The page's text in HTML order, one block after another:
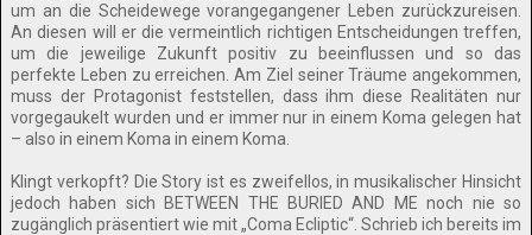
um an die Scheidewege vorangegangener Leben zurückzureisen.
An diesen will er die vermeintlich richtigen Entscheidungen treffen,
um die jeweilige Zukunft positiv zu beeinflussen und so das
perfekte Leben zu erreichen. Am Ziel seiner Träume angekommen,
muss der Protagonist feststellen, dass ihm diese Realitäten nur
vorgegaukelt wurden und er immer nur in einem Koma gelegen hat
– also in einem Koma in einem Koma.
Klingt verkopft? Die Story ist es zweifellos, in musikalischer Hinsicht
jedoch haben sich BETWEEN THE BURIED AND ME noch nie so
zugänglich präsentiert wie mit „Coma Ecliptic“. Schrieb ich bereits im